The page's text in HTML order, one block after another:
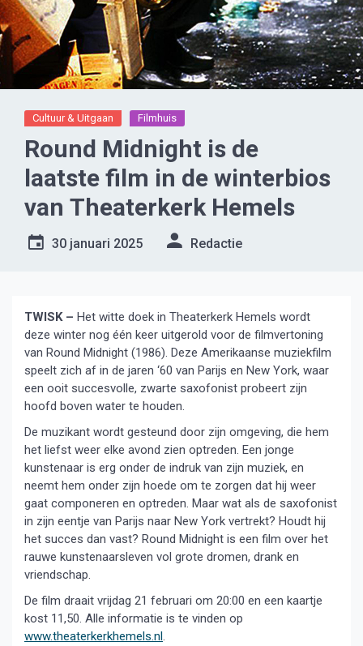
Cultuur & Uitgaan Filmhuis
Round Midnight is de
laatste film in de winterbios
van Theaterkerk Hemels
30 januari 2025 Redactie
TWISK – Het witte doek in Theaterkerk Hemels wordt
deze winter nog één keer uitgerold voor de filmvertoning
van Round Midnight (1986). Deze Amerikaanse muziekfilm
speelt zich af in de jaren ‘60 van Parijs en New York, waar
een ooit succesvolle, zwarte saxofonist probeert zijn
hoofd boven water te houden.
De muzikant wordt gesteund door zijn omgeving, die hem
het liefst weer elke avond zien optreden. Een jonge
kunstenaar is erg onder de indruk van zijn muziek, en
neemt hem onder zijn hoede om te zorgen dat hij weer
gaat componeren en optreden. Maar wat als de saxofonist
in zijn eentje van Parijs naar New York vertrekt? Houdt hij
het succes dan vast? Round Midnight is een film over het
rauwe kunstenaarsleven vol grote dromen, drank en
vriendschap.
De film draait vrijdag 21 februari om 20:00 en een kaartje
kost 11,50. Alle informatie is te vinden op
www.theaterkerkhemels.nl.